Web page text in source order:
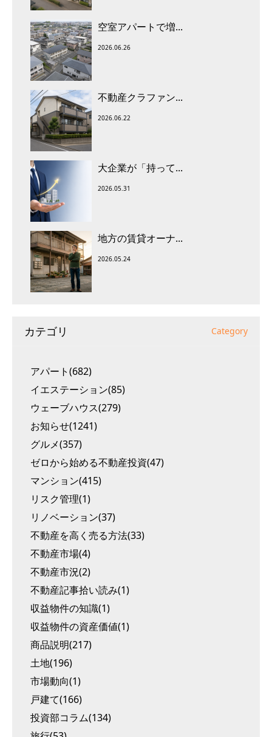
空室アパートで増...
2026.06.26
不動産クラファン...
2026.06.22
大企業が「持って...
2026.05.31
地方の賃貸オーナ...
2026.05.24
カテゴリ Category
アパート(682)
イエステーション(85)
ウェーブハウス(279)
お知らせ(1241)
グルメ(357)
ゼロから始める不動産投資(47)
マンション(415)
リスク管理(1)
リノベーション(37)
不動産を高く売る方法(33)
不動産市場(4)
不動産市況(2)
不動産記事拾い読み(1)
収益物件の知識(1)
収益物件の資産価値(1)
商品説明(217)
土地(196)
市場動向(1)
戸建て(166)
投資部コラム(134)